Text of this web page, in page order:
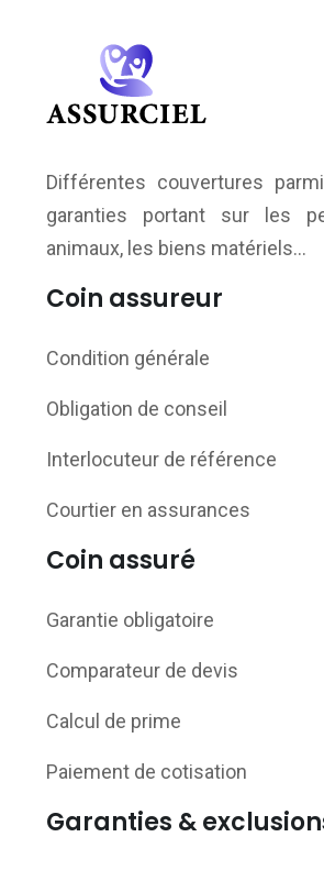
Différentes couvertures
garanties portant sur les
animaux, les biens matériels…
Coin assureur
Condition générale
Obligation de conseil
Interlocuteur de référence
Courtier en assurances
Coin assuré
Garantie obligatoire
Comparateur de devis
Calcul de prime
Paiement de cotisation
Garanties &